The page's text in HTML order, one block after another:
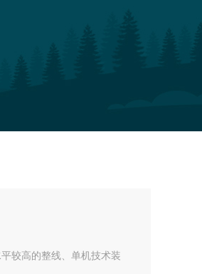
较高的整线、单机技术装